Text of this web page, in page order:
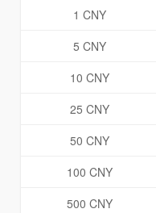
1 CNY
5 CNY
10 CNY
25 CNY
50 CNY
100 CNY
500 CNY